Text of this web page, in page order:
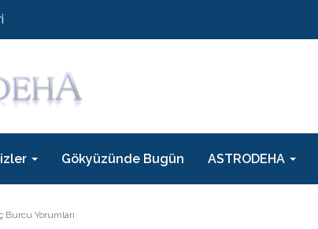
Gökyüzünde Bugün ASTRODEHA
Burcu Yorumları